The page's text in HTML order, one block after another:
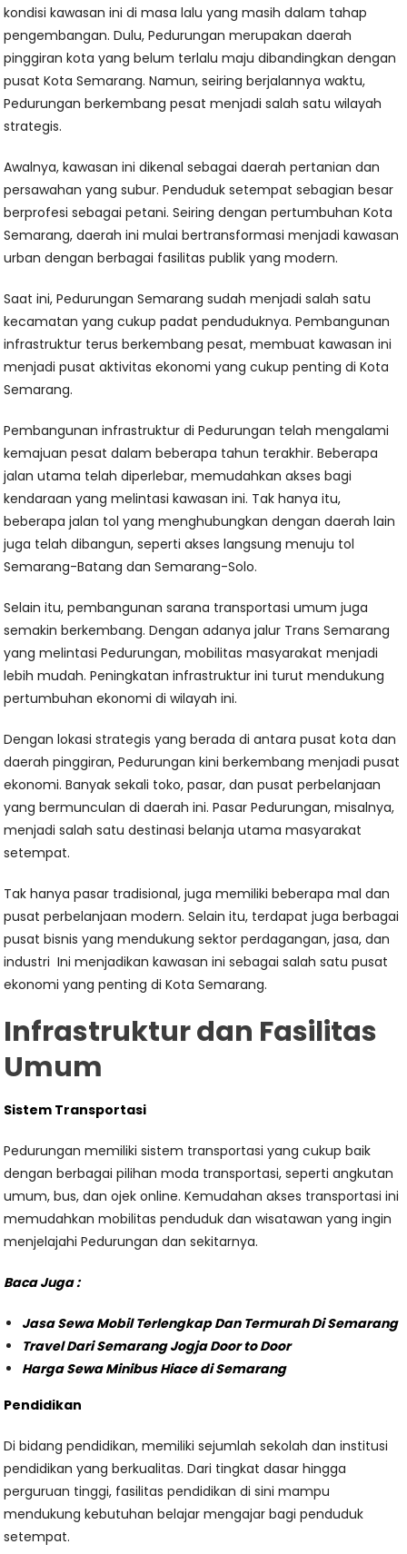
kondisi kawasan ini di masa lalu yang masih dalam tahap
pengembangan. Dulu, Pedurungan merupakan daerah
pinggiran kota yang belum terlalu maju dibandingkan dengan
pusat Kota Semarang. Namun, seiring berjalannya waktu,
Pedurungan berkembang pesat menjadi salah satu wilayah
strategis.
Awalnya, kawasan ini dikenal sebagai daerah pertanian dan
persawahan yang subur. Penduduk setempat sebagian besar
berprofesi sebagai petani. Seiring dengan pertumbuhan Kota
Semarang, daerah ini mulai bertransformasi menjadi kawasan
urban dengan berbagai fasilitas publik yang modern.
Saat ini, Pedurungan Semarang sudah menjadi salah satu
kecamatan yang cukup padat penduduknya. Pembangunan
infrastruktur terus berkembang pesat, membuat kawasan ini
menjadi pusat aktivitas ekonomi yang cukup penting di Kota
Semarang.
Pembangunan infrastruktur di Pedurungan telah mengalami
kemajuan pesat dalam beberapa tahun terakhir. Beberapa
jalan utama telah diperlebar, memudahkan akses bagi
kendaraan yang melintasi kawasan ini. Tak hanya itu,
beberapa jalan tol yang menghubungkan dengan daerah lain
juga telah dibangun, seperti akses langsung menuju tol
Semarang-Batang dan Semarang-Solo.
Selain itu, pembangunan sarana transportasi umum juga
semakin berkembang. Dengan adanya jalur Trans Semarang
yang melintasi Pedurungan, mobilitas masyarakat menjadi
lebih mudah. Peningkatan infrastruktur ini turut mendukung
pertumbuhan ekonomi di wilayah ini.
Dengan lokasi strategis yang berada di antara pusat kota dan
daerah pinggiran, Pedurungan kini berkembang menjadi pusat
ekonomi. Banyak sekali toko, pasar, dan pusat perbelanjaan
yang bermunculan di daerah ini. Pasar Pedurungan, misalnya,
menjadi salah satu destinasi belanja utama masyarakat
setempat.
Tak hanya pasar tradisional, juga memiliki beberapa mal dan
pusat perbelanjaan modern. Selain itu, terdapat juga berbagai
pusat bisnis yang mendukung sektor perdagangan, jasa, dan
industri Ini menjadikan kawasan ini sebagai salah satu pusat
ekonomi yang penting di Kota Semarang.
Infrastruktur dan Fasilitas
Umum
Sistem Transportasi
Pedurungan memiliki sistem transportasi yang cukup baik
dengan berbagai pilihan moda transportasi, seperti angkutan
umum, bus, dan ojek online. Kemudahan akses transportasi ini
memudahkan mobilitas penduduk dan wisatawan yang ingin
menjelajahi Pedurungan dan sekitarnya.
Baca Juga :
Jasa Sewa Mobil Terlengkap Dan Termurah Di Semarang
Travel Dari Semarang Jogja Door to Door
Harga Sewa Minibus Hiace di Semarang
Pendidikan
Di bidang pendidikan, memiliki sejumlah sekolah dan institusi
pendidikan yang berkualitas. Dari tingkat dasar hingga
perguruan tinggi, fasilitas pendidikan di sini mampu
mendukung kebutuhan belajar mengajar bagi penduduk
setempat.